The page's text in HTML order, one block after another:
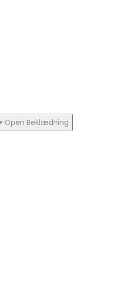
Open Beklædning